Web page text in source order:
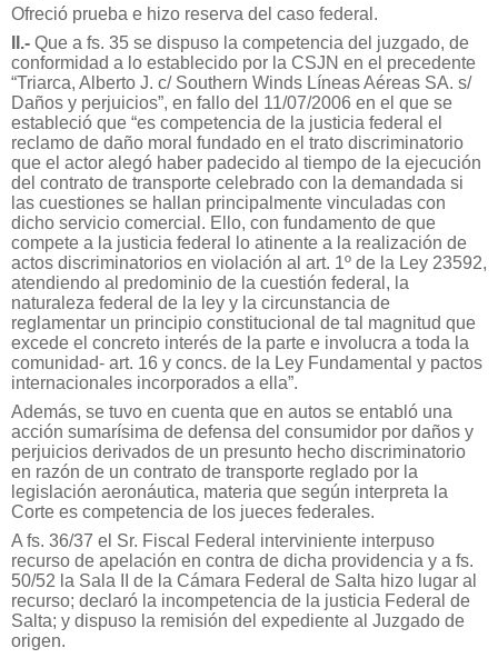
Ofreció prueba e hizo reserva del caso federal.
II.- Que a fs. 35 se dispuso la competencia del juzgado, de
conformidad a lo establecido por la CSJN en el precedente
“Triarca, Alberto J. c/ Southern Winds Líneas Aéreas SA. s/
Daños y perjuicios”, en fallo del 11/07/2006 en el que se
estableció que “es competencia de la justicia federal el
reclamo de daño moral fundado en el trato discriminatorio
que el actor alegó haber padecido al tiempo de la ejecución
del contrato de transporte celebrado con la demandada si
las cuestiones se hallan principalmente vinculadas con
dicho servicio comercial. Ello, con fundamento de que
compete a la justicia federal lo atinente a la realización de
actos discriminatorios en violación al art. 1º de la Ley 23592,
atendiendo al predominio de la cuestión federal, la
naturaleza federal de la ley y la circunstancia de
reglamentar un principio constitucional de tal magnitud que
excede el concreto interés de la parte e involucra a toda la
comunidad- art. 16 y concs. de la Ley Fundamental y pactos
internacionales incorporados a ella”.
Además, se tuvo en cuenta que en autos se entabló una
acción sumarísima de defensa del consumidor por daños y
perjuicios derivados de un presunto hecho discriminatorio
en razón de un contrato de transporte reglado por la
legislación aeronáutica, materia que según interpreta la
Corte es competencia de los jueces federales.
A fs. 36/37 el Sr. Fiscal Federal interviniente interpuso
recurso de apelación en contra de dicha providencia y a fs.
50/52 la Sala II de la Cámara Federal de Salta hizo lugar al
recurso; declaró la incompetencia de la justicia Federal de
Salta; y dispuso la remisión del expediente al Juzgado de
origen.